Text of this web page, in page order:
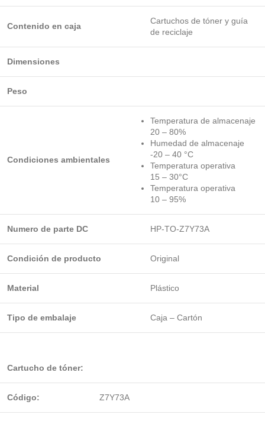
Contenido en caja
Cartuchos de tóner y guía
de reciclaje
Dimensiones
Peso
Condiciones ambientales
Temperatura de almacenaje
20 – 80%
Humedad de almacenaje
-20 – 40 °C
Temperatura operativa
15 – 30°C
Temperatura operativa
10 – 95%
Numero de parte DC HP-TO-Z7Y73A
Condición de producto Original
Material Plástico
Tipo de embalaje Caja – Cartón
Cartucho de tóner:
Código: Z7Y73A